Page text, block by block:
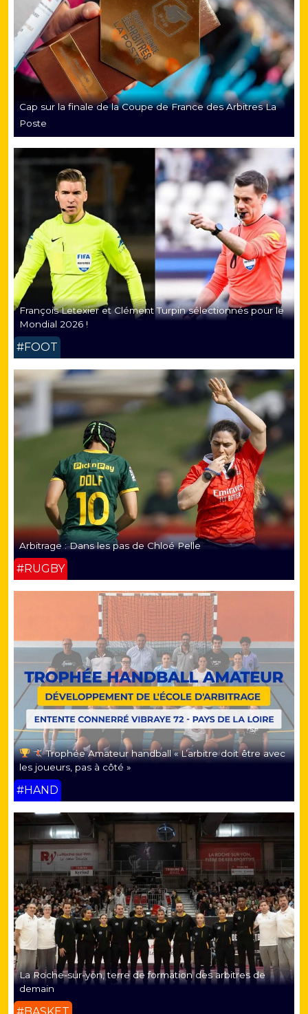
Cap sur la finale de la Coupe de France des Arbitres La
Poste
François Letexier et Clément Turpin sélectionnés pour le
Mondial 2026 !
#FOOT
Arbitrage : Dans les pas de Chloé Pelle
#RUGBY
Trophée Amateur handball « L’arbitre doit être avec
les joueurs, pas à côté »
#HAND
La Roche-sur-yon, terre de formation des arbitres de
demain